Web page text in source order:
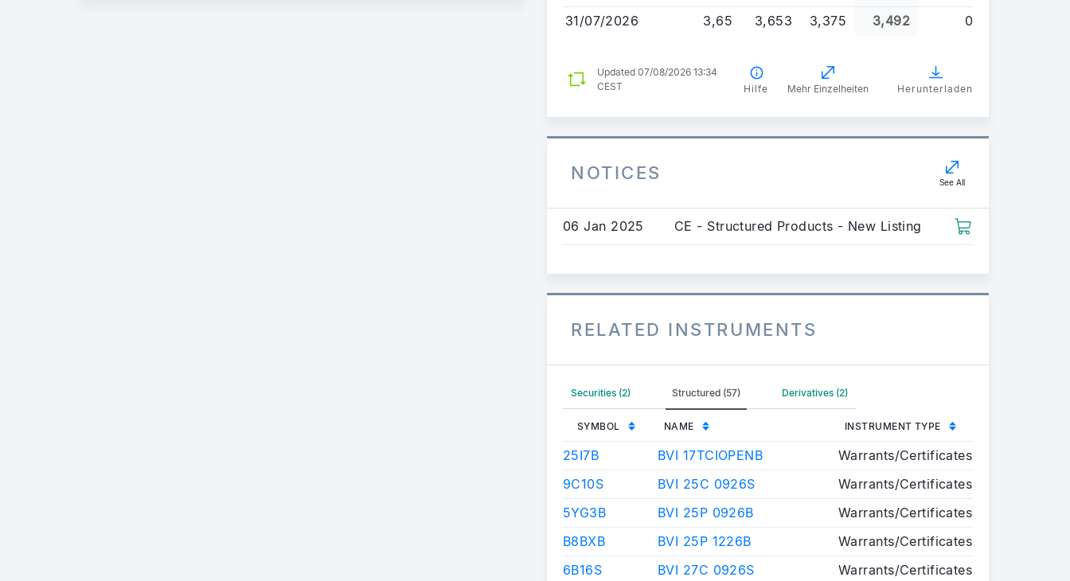
31/07/2026
3,65 3,653 3,375 3,492 0
Updated 07/08/2026 13:34
CEST
Hilfe Mehr Einzelheiten Herunterladen
NOTICES See All
06 Jan 2025 CE - Structured Products - New Listing
RELATED INSTRUMENTS
Securities (2) Structured (57) Derivatives (2)
SYMBOL NAME INSTRUMENT TYPE
25I7B BVI 17TCIOPENB
Warrants/Certificates
9C10S
BVI 25C 0926S
Warrants/Certificates
5YG3B
BVI 25P 0926B
Warrants/Certificates
B8BXB
BVI 25P 1226B
Warrants/Certificates
6B16S
BVI 27C 0926S Warrants/Certificates